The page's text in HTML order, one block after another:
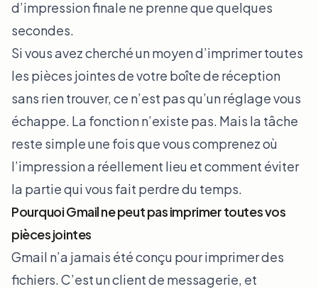
d’impression finale ne prenne que quelques
secondes.
Si vous avez cherché un moyen d’imprimer toutes
les pièces jointes de votre boîte de réception
sans rien trouver, ce n’est pas qu’un réglage vous
échappe. La fonction n’existe pas. Mais la tâche
reste simple une fois que vous comprenez où
l’impression a réellement lieu et comment éviter
la partie qui vous fait perdre du temps.
Pourquoi Gmail ne peut pas imprimer toutes vos
pièces jointes
Gmail n’a jamais été conçu pour imprimer des
fichiers. C’est un client de messagerie, et